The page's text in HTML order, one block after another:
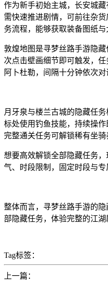
作为新手初始主城，长安城
需快速推进剧情，可前往杂
务流程，能够获取装备图纸
敦煌地图是寻梦丝路手游隐
次点击壁画细节即可触发，
阿卜杜勒，间隔十分钟依次
月牙泉与楼兰古城的隐藏任
标处使用钓鱼技能，持续操
完整通关任务可解锁稀有坐骑
想要高效解锁全部隐藏任务
气、时段限制，固定时段与
整体而言，寻梦丝路手游的
部隐藏任务，体验完整的江
Tag标签：
上一篇：